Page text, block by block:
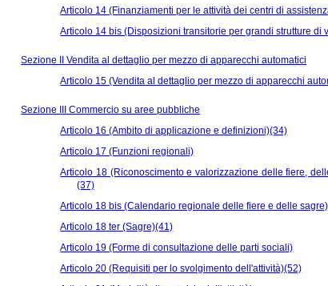
Articolo 14 (Finanziamenti per le attività dei centri di
Articolo 14 bis (Disposizioni transitorie per grandi strutture di
Sezione II Vendita al dettaglio per mezzo di apparecchi automatici
Articolo 15 (Vendita al dettaglio per mezzo di apparecchi
Sezione III Commercio su aree pubbliche
Articolo 16 (Ambito di applicazione e definizioni)(34)
Articolo 17 (Funzioni regionali)
Articolo 18 (Riconoscimento e valorizzazione delle fiere,
(37)
Articolo 18 bis (Calendario regionale delle fiere e delle
Articolo 18 ter (Sagre)(41)
Articolo 19 (Forme di consultazione delle parti sociali)
Articolo 20 (Requisiti per lo svolgimento dell'attività)(52)